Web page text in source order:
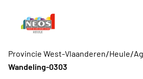
Provincie West-Vlaanderen/Heule/
Wandeling-0303